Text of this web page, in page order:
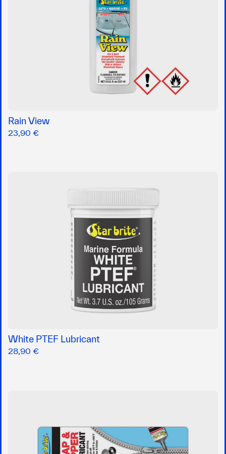
Rain View
23,90 €
White PTEF Lubricant
28,90 €